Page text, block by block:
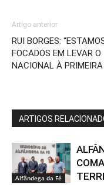
Artigo anterior
RUI BORGES:
FOCADOS EM LEVAR O
NACIONAL À PRIMEIRA
ARTIGOS
Alfândega da Fé